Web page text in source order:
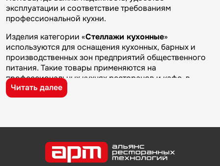
эксплуатации и соответствие требованиям
профессиональной кухни.
Изделия категории «Стеллажи кухонные»
используются для оснащения кухонных, барных и
производственных зон предприятий общественного
питания. Такие товары применяются на
профессиональных кухнях ресторанов и кафе, в
столовых, пекарнях, кондитерских и на пищевых
производствах, где требуется качественное
профессионального оборудования и кухонного
инвентаря благодаря качеству изготовления,
Читать далее